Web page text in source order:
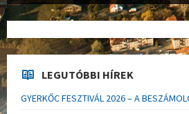
LEGUTÓBBI HÍREK
GYERKŐC FESZTIVÁL 2026 – A